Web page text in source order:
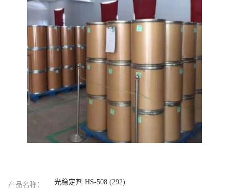
产品名称： 光稳定剂 HS-508 (292)